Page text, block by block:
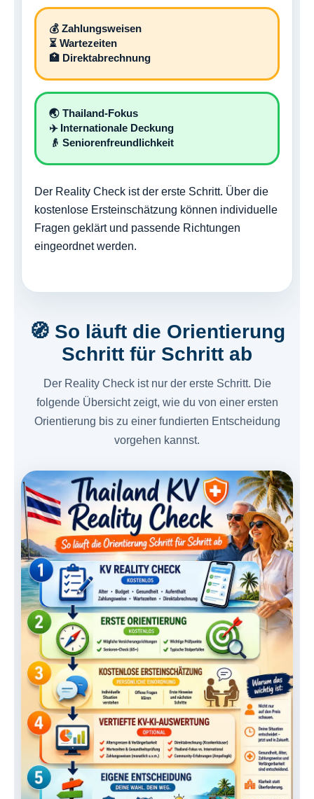
💰 Zahlungsweisen
⏳ Wartezeiten
🏥 Direktabrechnung
🌏 Thailand-Fokus
✈️ Internationale Deckung
👴 Seniorenfreundlichkeit
Der Reality Check ist der erste Schritt. Über die
kostenlose Ersteinschätzung können individuelle
Fragen geklärt und passende Richtungen
eingeordnet werden.
🧭 So läuft die Orientierung
Schritt für Schritt ab
Der Reality Check ist nur der erste Schritt. Die
folgende Übersicht zeigt, wie du von einer ersten
Orientierung bis zu einer fundierten Entscheidung
vorgehen kannst.